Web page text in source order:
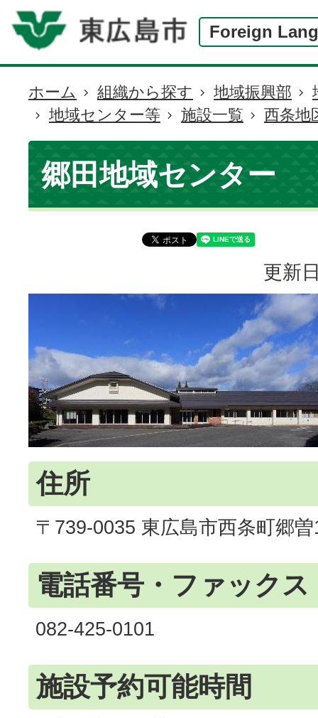
Foreign
現
在
の
位
置
ホーム 組織から探す 地域振興部
地域センター等
施設一覧 西条地
郷田地域センター
更新
住所
〒739-0035 東広島市西条町郷
電話番号・ファックス
082-425-0101
施設予約可能時間